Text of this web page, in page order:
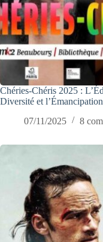
Chéries-Chéris 2025 :
Diversité et
07/11/2025
8